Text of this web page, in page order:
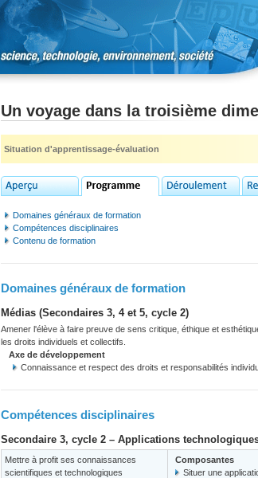
Un voyage dans la troisième
Situation d'apprentissage-évaluation
Domaines généraux de formation
Compétences disciplinaires
Contenu de formation
Domaines généraux de formation
Médias (Secondaires 3, 4 et 5, cycle 2)
Amener l'élève à faire preuve de sens critique, éthique et
les droits individuels et collectifs.
Axe de développement
Connaissance et respect des droits et responsabilités
Compétences disciplinaires
Secondaire 3, cycle 2 – Applications
Mettre à profit ses connaissances
scientifiques et technologiques
Composantes
Situer une